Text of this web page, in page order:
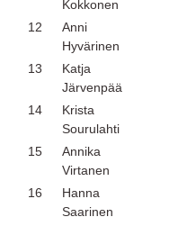
Kokkonen
12
Anni
Hyvärinen
13
Katja
Järvenpää
14
Krista
Sourulahti
15
Annika
Virtanen
16
Hanna
Saarinen